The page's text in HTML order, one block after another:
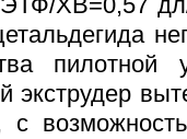
ХВ=0,57
пилотной
с